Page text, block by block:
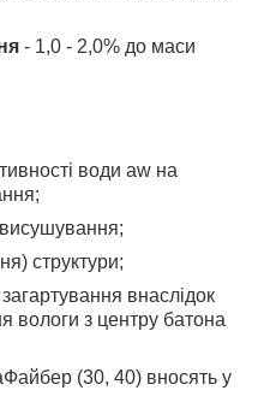
- 1,0 - 2,0% до маси
води аw на
структури;
внаслідок
вологи з центру батона
(30, 40) вносять у